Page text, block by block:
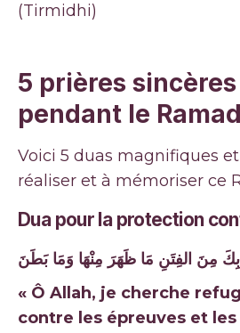
(Tirmidhi)
5 prières
pendant le
Voici 5 duas magnifiques
réaliser et à mémoriser ce
Dua pour la protection
بِكَ مِنَ الفِتَنِ مَا ظَهَرَ مِنْهَا وَمَا بَطَنَ
« Ô Allah, je cherche
contre les épreuves et